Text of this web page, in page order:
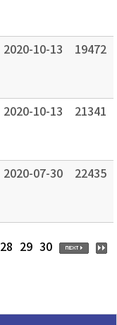
2020-10-13 19472
2020-10-13 21341
2020-07-30 22435
28 29 30